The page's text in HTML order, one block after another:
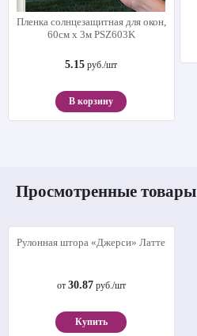
Пленка солнцезащитная для окон,
60см х 3м PSZ603K
5.15 руб./шт
В корзину
Просмотренные товары
Рулонная штора «Джерси» Латте
от 30.87руб./шт
Купить